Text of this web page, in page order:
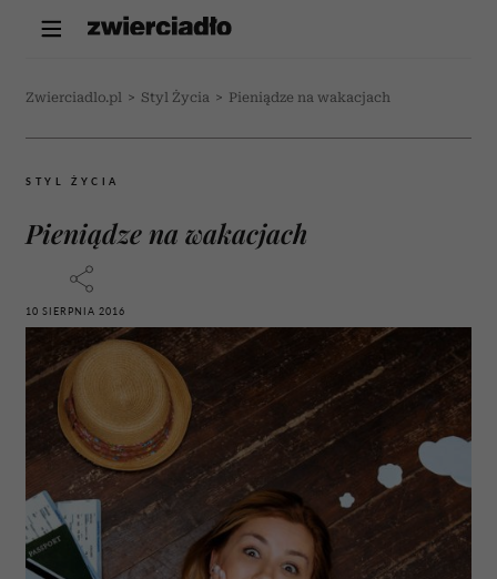
Zwierciadlo.pl > Styl Życia > Pieniądze na wakacjach
STYL ŻYCIA
Pieniądze na wakacjach
10 SIERPNIA 2016